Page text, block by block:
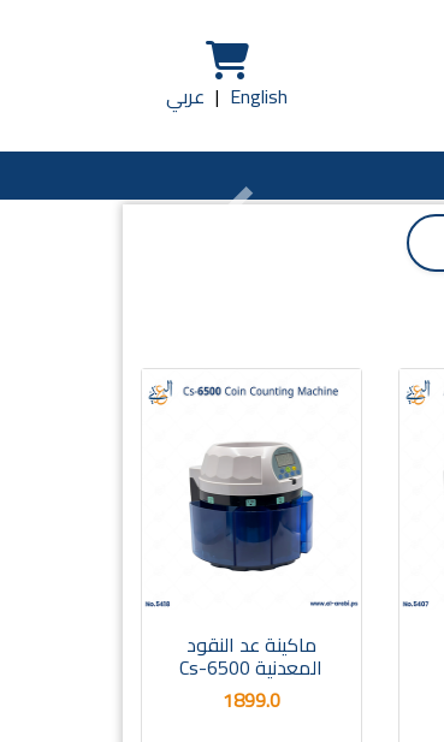
English
| عربي
ماكينة عد النقود
المعدنية Cs-6500
1899.0